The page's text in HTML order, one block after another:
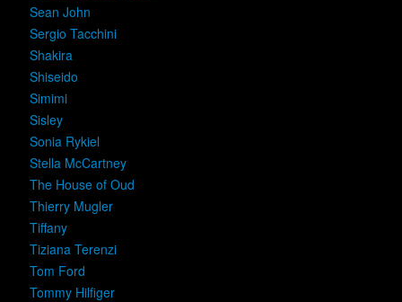
Sean John
Sergio Tacchini
Shakira
Shiseido
Simimi
Sisley
Sonia Rykiel
Stella McCartney
The House of Oud
Thierry Mugler
Tiffany
Tiziana Terenzi
Tom Ford
Tommy Hilfiger